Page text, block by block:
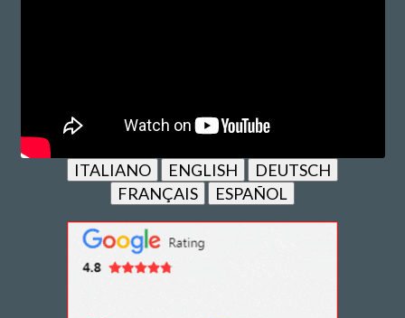
ITALIANO ENGLISH
DEUTSCH
FRANÇAIS
ESPAÑOL